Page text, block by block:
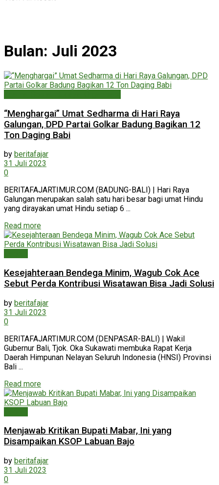
Bulan: Juli 2023
“Menghargai” Umat Sedharma di Hari Raya
Galungan, DPD Partai Golkar Badung Bagikan 12
Ton Daging Babi
by beritafajar
31 Juli 2023
0
BERITAFAJARTIMUR.COM (BADUNG-BALI) | Hari Raya
Galungan merupakan salah satu hari besar bagi umat Hindu
yang dirayakan umat Hindu setiap 6 ...
Read more
Kesejahteraan Bendega Minim, Wagub Cok Ace
Sebut Perda Kontribusi Wisatawan Bisa Jadi Solusi
by beritafajar
31 Juli 2023
0
BERITAFAJARTIMUR.COM (DENPASAR-BALI) | Wakil
Gubernur Bali, Tjok. Oka Sukawati membuka Rapat Kerja
Daerah Himpunan Nelayan Seluruh Indonesia (HNSI) Provinsi
Bali ...
Read more
Menjawab Kritikan Bupati Mabar, Ini yang
Disampaikan KSOP Labuan Bajo
by beritafajar
31 Juli 2023
0